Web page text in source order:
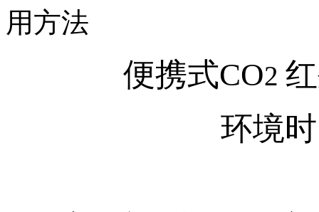
用方法
便携式CO2
环境